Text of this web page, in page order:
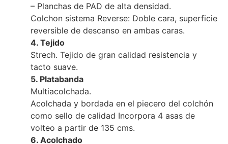
– Planchas de PAD de alta densidad.
Colchon sistema Reverse: Doble cara, superficie
reversible de descanso en ambas caras.
4. Tejido
Strech. Tejido de gran calidad resistencia y
tacto suave.
5. Platabanda
Multiacolchada.
Acolchada y bordada en el piecero del colchón
como sello de calidad Incorpora 4 asas de
volteo a partir de 135 cms.
6. Acolchado